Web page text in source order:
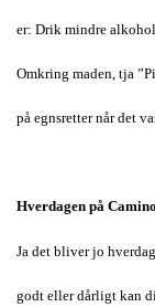
er: Drik mindre alkohol
Omkring maden, tja
på egnsretter når det
Hverdagen på
Ja det bliver jo
godt eller dårligt kan